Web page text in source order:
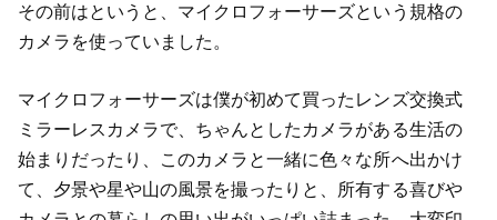
その前はというと、マイクロフォーサーズという規格の
カメラを使っていました。
マイクロフォーサーズは僕が初めて買ったレンズ交換式
ミラーレスカメラで、ちゃんとしたカメラがある生活の
始まりだったり、このカメラと一緒に色々な所へ出かけ
て、夕景や星や山の風景を撮ったりと、所有する喜びや